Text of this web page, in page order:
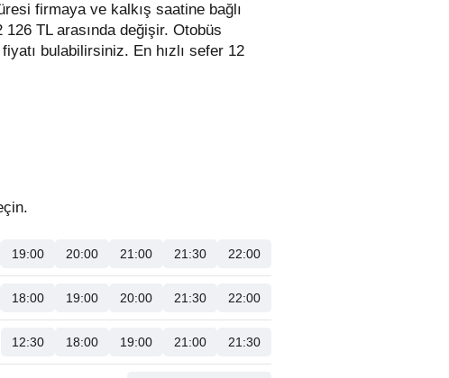
firmaya ve kalkış saatine bağlı
TL arasında değişir. Otobüs
bulabilirsiniz. En hızlı sefer 12
19:00 20:00 21:00 21:30 22:00
18:00 19:00 20:00 21:30 22:00
12:30 18:00 19:00 21:00 21:30